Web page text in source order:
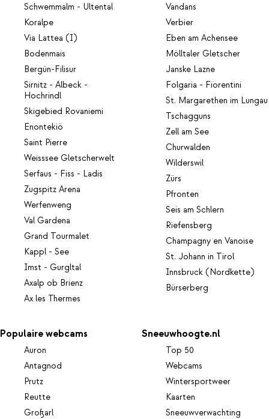
Schwemmalm - Ultental
Koralpe
Via Lattea (I)
Bodenmais
Bergün-Filisur
Sirnitz - Albeck -
Hochrindl
Skigebied Rovaniemi
Enontekiö
Saint Pierre
Weisssee Gletscherwelt
Serfaus - Fiss - Ladis
Zugspitz Arena
Werfenweng
Val Gardena
Grand Tourmalet
Kappl - See
Imst - Gurgltal
Axalp ob Brienz
Ax les Thermes
Vandans
Verbier
Eben am Achensee
Mölltaler Gletscher
Janske Lazne
Folgaria - Fiorentini
St. Margarethen im Lungau
Tschagguns
Zell am See
Churwalden
Wilderswil
Zürs
Pfronten
Seis am Schlern
Riefensberg
Champagny en Vanoise
St. Johann in Tirol
Innsbruck (Nordkette)
Bürserberg
Populaire webcams
Auron
Antagnod
Prutz
Reutte
Großarl
Sneeuwhoogte.nl
Top 50
Webcams
Wintersportweer
Kaarten
Sneeuwverwachting